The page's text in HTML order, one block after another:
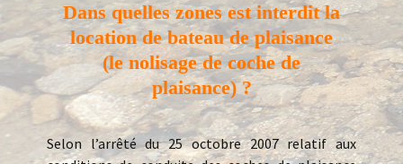
Dans quelles zones est interdit la
location de bateau de plaisance
(le nolisage de coche de
plaisance) ?
Selon l’arrêté du 25 octobre 2007 relatif aux